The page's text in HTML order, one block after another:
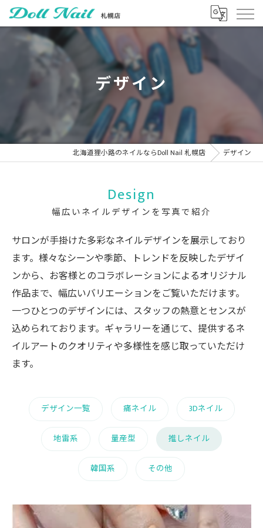
デザイン
北海道狸小路のネイルならDoll Nail 札幌店 デザイン
Design
幅広いネイルデザインを写真で紹介
サロンが手掛けた多彩なネイルデザインを展示しており
ます。様々なシーンや季節、トレンドを反映したデザイ
ンから、お客様とのコラボレーションによるオリジナル
作品まで、幅広いバリエーションをご覧いただけます。
一つひとつのデザインには、スタッフの熱意とセンスが
込められております。ギャラリーを通じて、提供するネ
イルアートのクオリティや多様性を感じ取っていただけ
ます。
デザイン一覧 痛ネイル 3Dネイル
地雷系 量産型 推しネイル
韓国系 その他